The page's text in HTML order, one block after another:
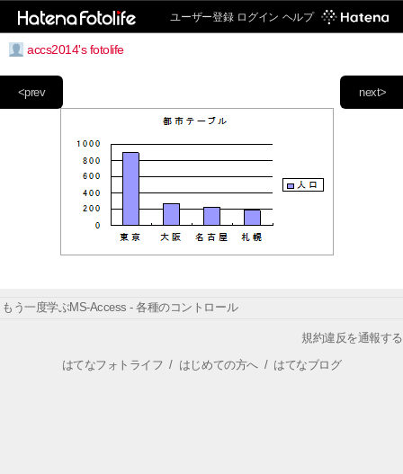
ユーザー登録 ログイン ヘルプ
accs2014's fotolife
next>
<prev
もう一度学ぶMS-Access - 各種のコントロール
規約違反を通報する
はてなフォトライフ / はじめての方へ/ はてなブログ